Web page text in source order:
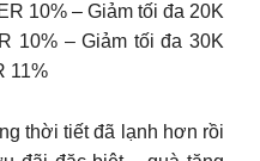
10% – Giảm tối đa 20K
10% – Giảm tối đa 30K
11%
thời tiết đã lạnh hơn rồi